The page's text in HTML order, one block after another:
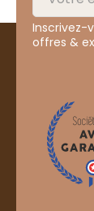
Inscrivez-
offres &